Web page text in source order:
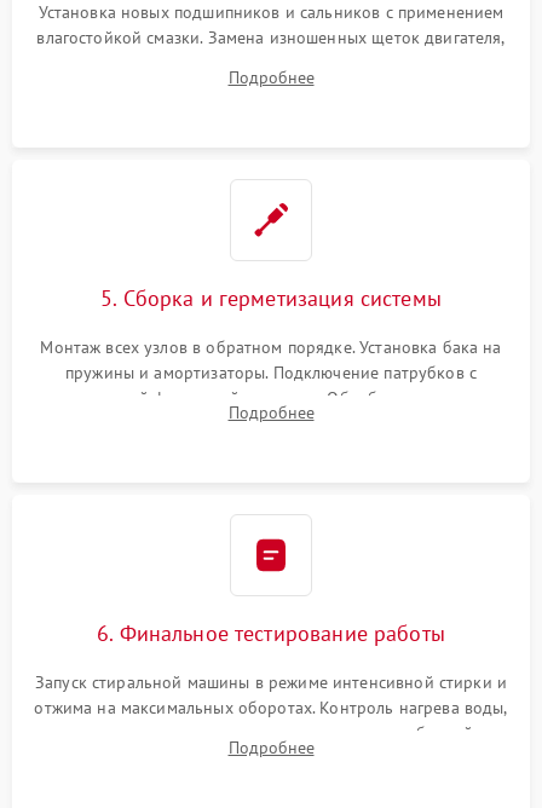
Установка новых подшипников и сальников с применением
влагостойкой смазки. Замена изношенных щеток двигателя,
или поврежденной резиновой манжеты.
Подробнее
5. Сборка и герметизация системы
Монтаж всех узлов в обратном порядке. Установка бака на
пружины и амортизаторы. Подключение патрубков с
надежной фиксацией хомутами. Обработка стыков
герметиком для предотвращения возможных протечек воды.
Подробнее
6. Финальное тестирование работы
Запуск стиральной машины в режиме интенсивной стирки и
отжима на максимальных оборотах. Контроль нагрева воды,
корректности слива, отсутствия излишних вибраций,
посторонних стуков и протечек под корпусом.
Подробнее